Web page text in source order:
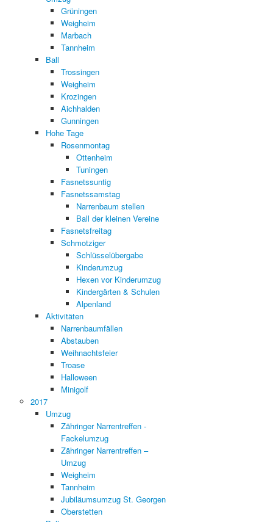
Grüningen
Weigheim
Marbach
Tannheim
Ball
Trossingen
Weigheim
Krozingen
Aichhalden
Gunningen
Hohe Tage
Rosenmontag
Ottenheim
Tuningen
Fasnetssuntig
Fasnetssamstag
Narrenbaum stellen
Ball der kleinen Vereine
Fasnetsfreitag
Schmotziger
Schlüsselübergabe
Kinderumzug
Hexen vor Kinderumzug
Kindergärten & Schulen
Alpenland
Aktivitäten
Narrenbaumfällen
Abstauben
Weihnachtsfeier
Troase
Halloween
Minigolf
2017
Umzug
Zähringer Narrentreffen -
Fackelumzug
Zähringer Narrentreffen –
Umzug
Weigheim
Tannheim
Jubiläumsumzug St. Georgen
Oberstetten